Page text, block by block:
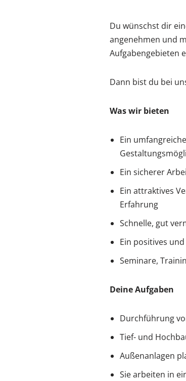
Du wünschst dir
angenehmen und
Aufgabengebieten
Dann bist du bei
Was wir bieten
Ein
Ein sicherer
Ein attraktives
Erfahrung
Schnelle, gut
Ein positives
Seminare,
Deine Aufgaben
Durchführung
Tief- und
Außenanlagen
Sie arbeiten in